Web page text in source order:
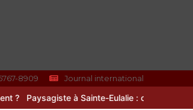
8909 Journal international
Sainte-Eulalie : ce qui sépare le bon de